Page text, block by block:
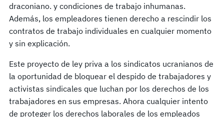
draconiano. y condiciones de trabajo inhumanas.
Además, los empleadores tienen derecho a rescindir los
contratos de trabajo individuales en cualquier momento
y sin explicación.
Este proyecto de ley priva a los sindicatos ucranianos de
la oportunidad de bloquear el despido de trabajadores y
activistas sindicales que luchan por los derechos de los
trabajadores en sus empresas. Ahora cualquier intento
de proteger los derechos laborales de los empleados